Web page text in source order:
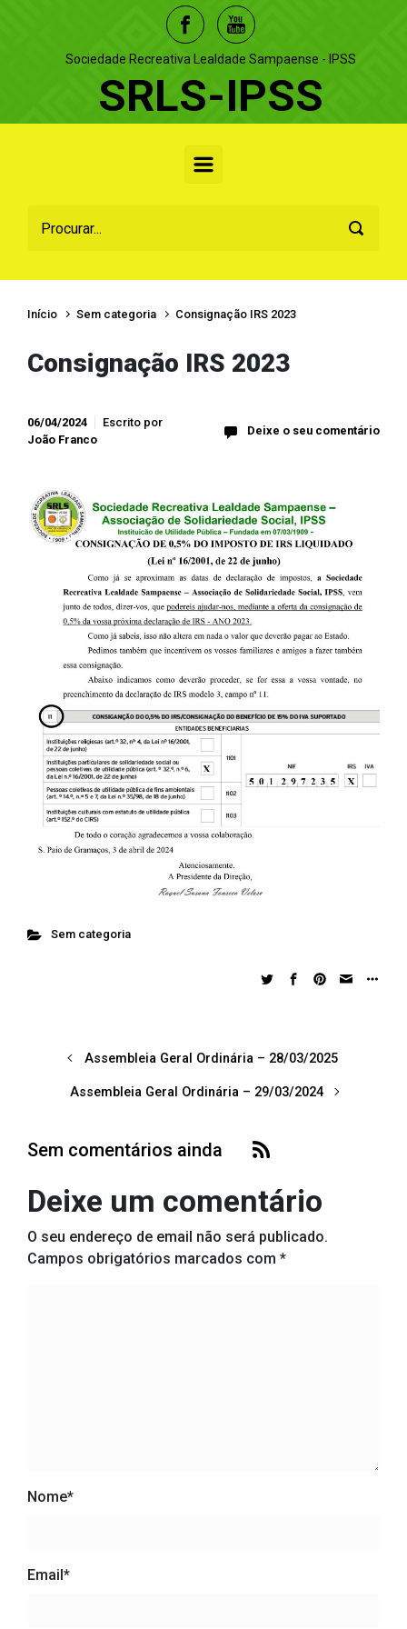
Sociedade Recreativa Lealdade Sampaense - IPSS
SRLS-IPSS
Início Sem categoria Consignação IRS 2023
Consignação IRS 2023
06/04/2024
Escrito por
João Franco
Deixe o seu comentário
Sem categoria
Assembleia Geral Ordinária – 28/03/2025
Assembleia Geral Ordinária – 29/03/2024
Sem comentários ainda
Deixe um comentário
O seu endereço de email não será publicado.
Campos obrigatórios marcados com *
Nome*
Email *